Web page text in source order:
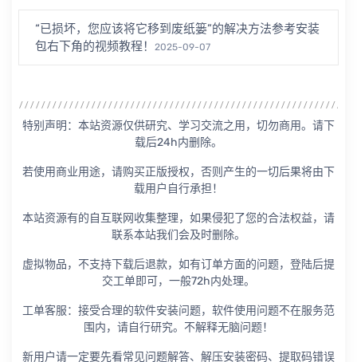
“已损坏，您应该将它移到废纸篓”的解决方法参考安装
包右下角的视频教程！
2025-09-07
特别声明：本站资源仅供研究、学习交流之用，切勿商用。请下
载后24h内删除。
若使用商业用途，请购买正版授权，否则产生的一切后果将由下
载用户自行承担！
本站资源有的自互联网收集整理，如果侵犯了您的合法权益，请
联系本站我们会及时删除。
虚拟物品，不支持下载后退款，如有订单方面的问题，登陆后提
交工单即可，一般72h内处理。
工单客服：接受合理的软件安装问题，软件使用问题不在服务范
围内，请自行研究。不解释无脑问题！
新用户请一定要先看常见问题解答、解压安装密码、提取码错误